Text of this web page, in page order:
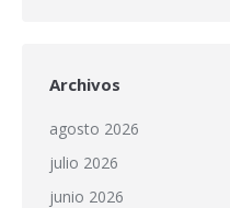
Archivos
agosto 2026
julio 2026
junio 2026